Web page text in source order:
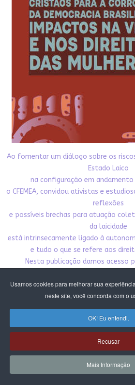
Usamos cookies para melhorar sua
neste site, você concorda com o
OK! Eu entendi.
Recusar
Mais Informação
Ao fomentar um diálogo sobre os
Estado Laico
na configuração em
o CFEMEA, convidou ativistas e
reflexões
e possíveis brechas para atuação
da laicidade
está intrinsecamente ligado à
e tudo o que se refere aos
Nesta publicação damos acesso
contribua para nossa incidência
pelo Estado laico e pelos direitos
CLIQUE E BAIXE A